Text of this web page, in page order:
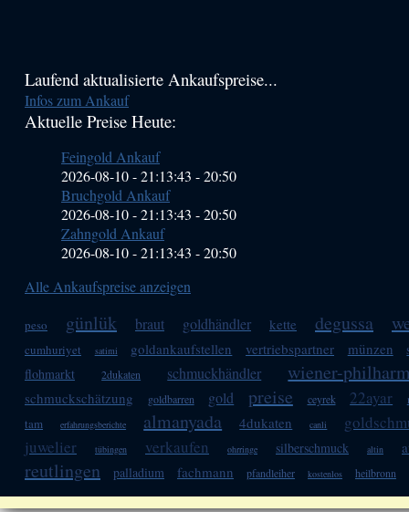
Haupt-
Sidebar
Laufend aktualisierte Ankaufspreise...
Infos zum Ankauf
Aktuelle Preise Heute:
Feingold Ankauf
2026-08-10 - 21:13:43 -20:50
Bruchgold Ankauf
2026-08-10 - 21:13:43 -20:50
Zahngold Ankauf
2026-08-10 - 21:13:43 -20:50
Alle Ankaufspreise anzeigen
peso günlük braut goldhändler kette degussa
cumhuriyet satimi goldankaufstellen vertriebspartner münzen
flohmarkt
2dukaten schmuckhändler wiener-
schmuckschätzung goldbarren gold preise ceyrek 22ayar
tam erfahrungsberichte almanyada 4dukaten canli
juwelier
tübingen verkaufen ohrringe silberschmuck altin
reutlingen palladium fachmann pfandleiher kostenlos heilbronn